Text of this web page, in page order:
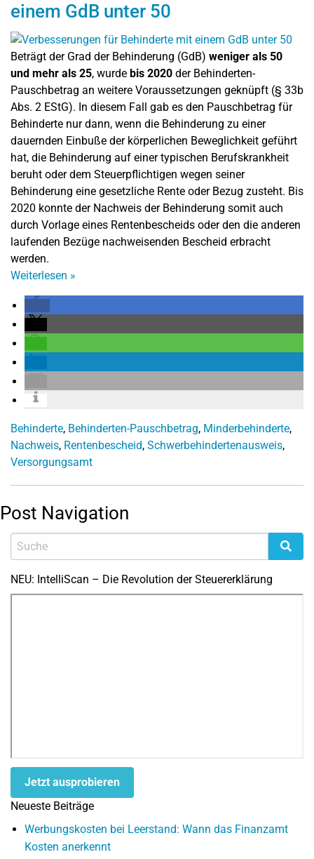
einem GdB unter 50
Beträgt der Grad der Behinderung (GdB) weniger als 50
und mehr als 25, wurde bis 2020 der Behinderten-
Pauschbetrag an weitere Voraussetzungen geknüpft (§ 33b
Abs. 2 EStG). In diesem Fall gab es den Pauschbetrag für
Behinderte nur dann, wenn die Behinderung zu einer
dauernden Einbuße der körperlichen Beweglichkeit geführt
hat, die Behinderung auf einer typischen Berufskrankheit
beruht oder dem Steuerpflichtigen wegen seiner
Behinderung eine gesetzliche Rente oder Bezug zusteht. Bis
2020 konnte der Nachweis der Behinderung somit auch
durch Vorlage eines Rentenbescheids oder den die anderen
laufenden Bezüge nachweisenden Bescheid erbracht
werden.
Weiterlesen »
Behinderte, Behinderten-Pauschbetrag, Minderbehinderte,
Nachweis, Rentenbescheid, Schwerbehindertenausweis,
Versorgungsamt
Post Navigation
NEU: IntelliScan – Die Revolution der Steuererklärung
Jetzt ausprobieren
Neueste Beiträge
Werbungskosten bei Leerstand: Wann das Finanzamt
Kosten anerkennt